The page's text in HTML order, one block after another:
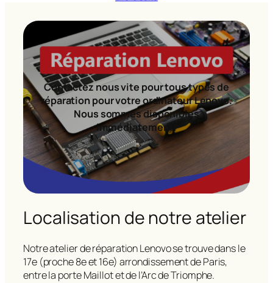
Contactez nous vite pour tous types de
réparation pour votre ordinateur Lenovo.
Nous sommes disponibles
immédiatement!
Localisation de notre atelier
Notre atelier de réparation Lenovo se trouve dans le
17e (proche 8e et 16e) arrondissement de Paris,
entre la porte Maillot et de l’Arc de Triomphe.